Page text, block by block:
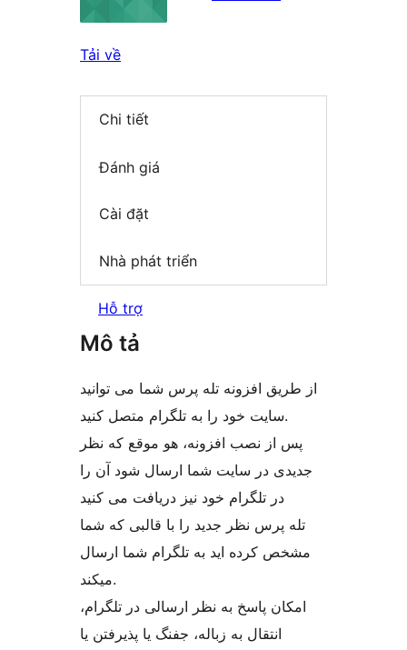
Tải về
Chi tiết
Đánh giá
Cài đặt
Nhà phát triển
Hỗ trợ
Mô tả
از طریق افزونه تله پرس شما می توانید
سایت خود را به تلگرام متصل کنید.
پس از نصب افزونه، هو موقع که نظر
جدیدی در سایت شما ارسال شود آن را
در تلگرام خود نیز دریافت می کنید
تله پرس نظر جدید را با قالبی که شما
مشخص کرده اید به تلگرام شما ارسال
میکند.
امکان پاسخ به نظر ارسالی در تلگرام،
انتقال به زباله، جفنگ یا پذیرفتن یا